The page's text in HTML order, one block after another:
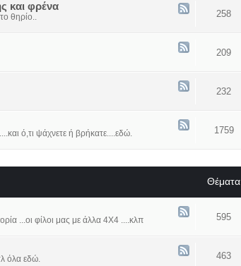
και φρένα
θηρίο.. 258
209
232
ό,τι ψάχνετε ή βρήκατε....εδώ. 1759
Θέματα
...οι φίλοι μας με άλλα 4Χ4 ....κλπ 595
όλα εδώ. 463